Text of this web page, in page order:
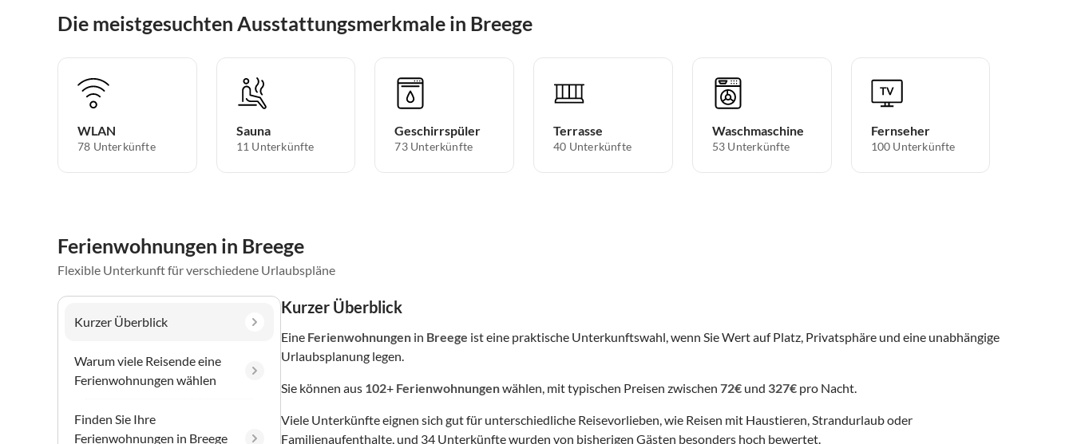
Die meistgesuchten Ausstattungsmerkmale in Breege
WLAN
78 Unterkünfte
Sauna
11 Unterkünfte
Geschirrspüler
73 Unterkünfte
Terrasse
40 Unterkünfte
Waschmaschine
53 Unterkünfte
Fernseher
100 Unterkünfte
Ferienwohnungen in Breege
Flexible Unterkunft für verschiedene Urlaubspläne
Kurzer Überblick
Warum viele Reisende eine
Ferienwohnungen wählen
Finden Sie Ihre
Ferienwohnungen in Breege
Kurzer Überblick
Eine Ferienwohnungen in Breege ist eine praktische Unterkunftswahl, wenn Sie Wert auf Platz, Privatsphäre und eine unabhängige
Urlaubsplanung legen.
Sie können aus 102+ Ferienwohnungenwählen, mit typischen Preisen zwischen 72€ und 327€ pro Nacht.
Viele Unterkünfte eignen sich gut für unterschiedliche Reisevorlieben, wie Reisen mit Haustieren, Strandurlaub oder
Familienaufenthalte, und 34 Unterkünfte wurden von bisherigen Gästen besonders hoch bewertet.